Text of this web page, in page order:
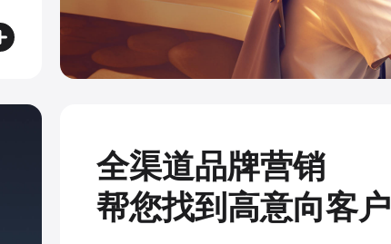
全渠道品牌营销
帮您找到高意向客户